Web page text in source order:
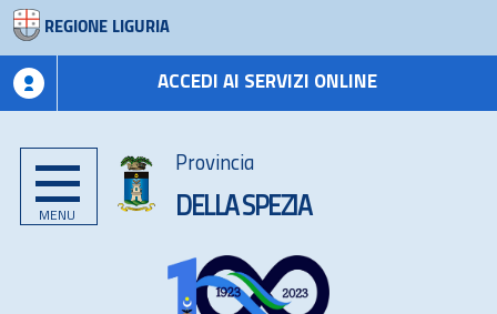
REGIONE LIGURIA
ACCEDI AI SERVIZI ONLINE
MENU
Provincia
DELLA SPEZIA